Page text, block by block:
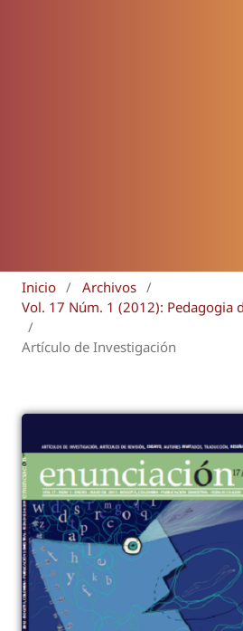
Inicio / Archivos /
Vol. 17 Núm. 1 (2012): Pedagogia
/
Artículo de Investigación